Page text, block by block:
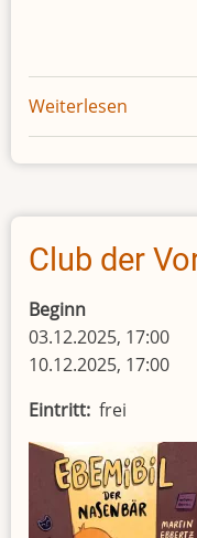
Weiterlesen
Club
der
Club der
Beginn
03.12.2025, 17:00
10.12.2025, 17:00
Eintritt frei